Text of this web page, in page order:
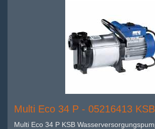
Multi Eco 34 P - 05216413 KSB
Multi Eco 34 P KSB